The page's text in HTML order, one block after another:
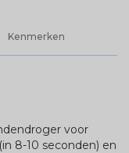
Kenmerken
voor
8-10 seconden) en